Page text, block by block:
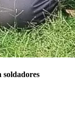
soldadores